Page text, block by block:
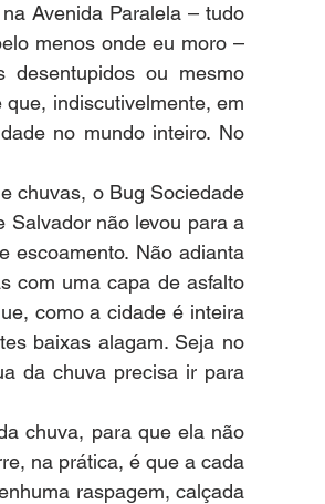
Avenida Paralela – tudo
menos onde eu moro –
ou mesmo
indiscutivelmente, em
no mundo inteiro. No
chuvas, o Bug Sociedade
Salvador não levou para a
escoamento. Não adianta
com uma capa de asfalto
como a cidade é inteira
baixas alagam. Seja no
da chuva precisa ir para
chuva, para que ela não
na prática, é que a cada
raspagem, calçada